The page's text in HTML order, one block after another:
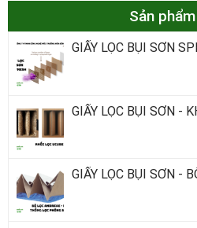
Sản
GIẤY LỌC BỤI SƠN
GIẤY LỌC BỤI SƠN -
GIẤY LỌC BỤI SƠN -